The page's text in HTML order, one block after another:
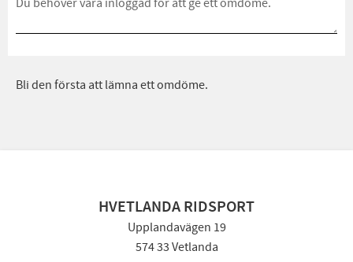
Bli den första att lämna ett omdöme.
HVETLANDA RIDSPORT
Upplandavägen 19
574 33 Vetlanda